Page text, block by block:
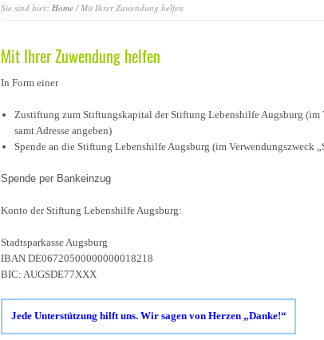
Sie sind hier: Home/ Mit Ihrer Zuwendung helfen
Mit Ihrer Zuwendung helfen
In Form einer
Zustiftung zum Stiftungskapital der Stiftung Lebenshilfe Augsburg (im
samt Adresse angeben)
Spende an die Stiftung Lebenshilfe Augsburg (im Verwendungszweck
Spende per Bankeinzug
Konto der Stiftung Lebenshilfe Augsburg:
Stadtsparkasse Augsburg
IBAN DE06720500000000018218
BIC: AUGSDE77XXX
Jede Unterstützung hilft uns. Wir sagen von Herzen „Danke!“